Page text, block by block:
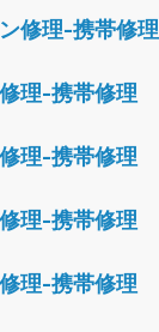
修理-携帯修理
理-携帯修理
理-携帯修理
理-携帯修理
理-携帯修理